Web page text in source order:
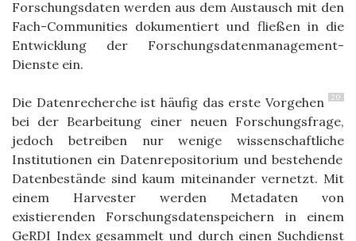
Forschungsdaten werden aus dem Austausch mit den
Fach-Communities dokumentiertund fließen in die
Entwicklung der Forschungsdatenmanagement-
Dienste ein.
20
Die Datenrecherche ist häufig das erste Vorgehen
bei der Bearbeitung einer neuen Forschungsfrage,
jedoch betreiben nur wenige wissenschaftliche
Institutionen ein Datenrepositorium und bestehende
Datenbestände sind kaum miteinander vernetzt. Mit
einem Harvester werden Metadaten von
existierenden Forschungsdatenspeichern in einem
GeRDI Index gesammeltund durch einen Suchdienst